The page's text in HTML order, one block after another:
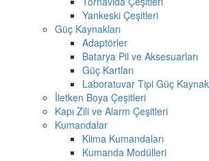
Yankeski Çeşitleri
Güç Kaynakları
Adaptörler
Batarya Pil ve Aksesuarları
Güç Kartları
Laboratuvar Tipi Güç
İletken Boya Çeşitleri
Kapı Zili ve Alarm Çeşitleri
Kumandalar
Klima Kumandaları
Kumanda Modülleri